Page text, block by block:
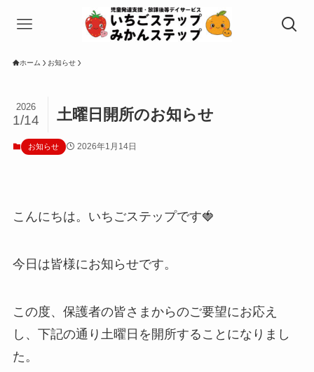
ホーム お知らせ
土曜日開所のお知らせ
2026
1/14
お知らせ 2026年1月14日
こんにちは。いちごステップです🍓
今日は皆様にお知らせです。
この度、保護者の皆さまからのご要望にお応え
し、下記の通り土曜日を開所することになりまし
た。